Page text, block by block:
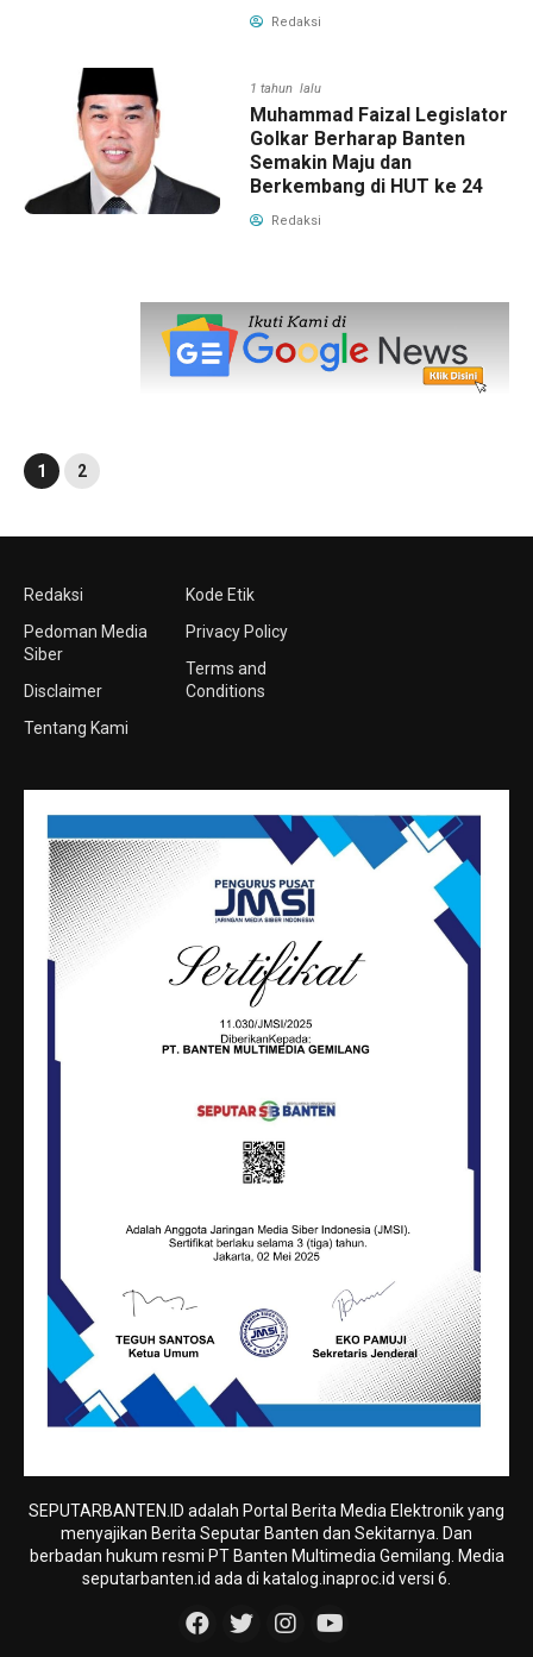
Redaksi
1 tahun lalu
Muhammad Faizal Legislator
Golkar Berharap Banten
Semakin Maju dan
Berkembang di HUT ke 24
Redaksi
1 2
Redaksi
Pedoman Media
Siber
Disclaimer
Tentang Kami
Kode Etik
Privacy Policy
Terms and
Conditions
SEPUTARBANTEN.ID adalah Portal Berita Media Elektronik yang
menyajikan Berita Seputar Banten dan Sekitarnya. Dan
berbadan hukum resmi PT Banten Multimedia Gemilang. Media
seputarbanten.id ada di katalog.inaproc.id versi 6.